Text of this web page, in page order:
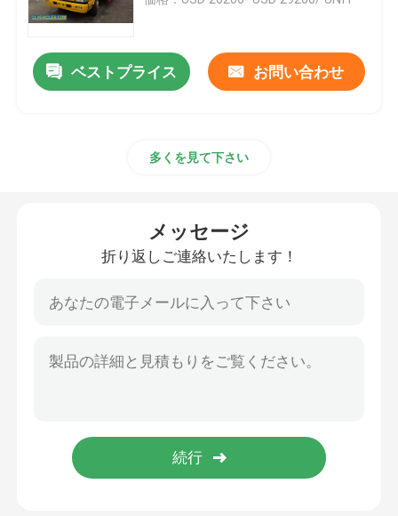
ISUZU リファー トラック
ISUZU 燃料タンカー
ベストプライス お問い合わせ
多くを見て下さい
メッセージ
折り返しご連絡いたします！